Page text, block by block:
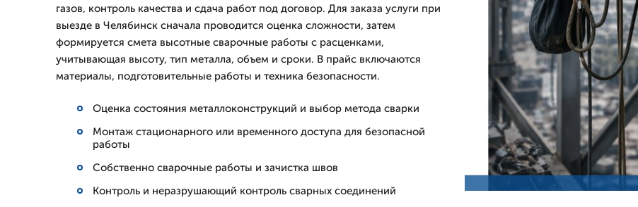
газов, контроль качества и сдача работ под договор. Для заказа услуги при
выезде в Челябинск сначала проводится оценка сложности, затем
формируется смета высотные сварочные работы с расценками,
учитывающая высоту, тип металла, объем и сроки. В прайс включаются
материалы, подготовительные работы и техника безопасности.
Оценка состояния металлоконструкций и выбор метода сварки
Монтаж стационарного или временного доступа для безопасной
работы
Собственно сварочные работы и зачистка швов
Контроль и неразрушающий контроль сварных соединений